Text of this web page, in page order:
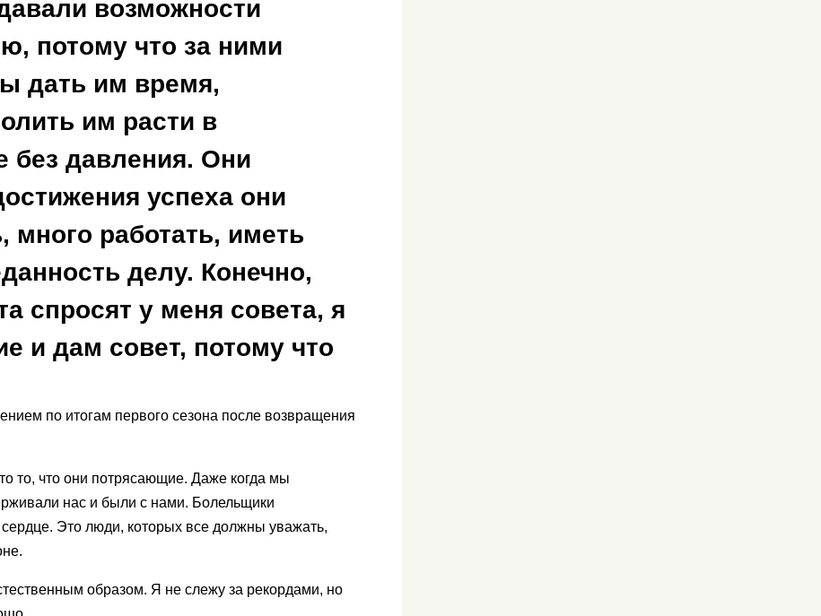
возможности
потому что за ними
дать им время,
им расти в
давления. Они
успеха они
работать, иметь
делу. Конечно,
спросят у меня совета, я
и дам совет, потому что
по итогам первого сезона после возвращения
то, что они потрясающие. Даже когда мы
нас и были с нами. Болельщики
Это люди, которых все должны уважать,
образом. Я не слежу за рекордами, но